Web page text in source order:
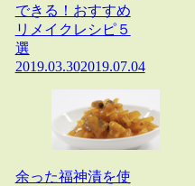
できる！おすすめ
リメイクレシピ５
選
2019.03.302019.07.04
余った福神漬を使